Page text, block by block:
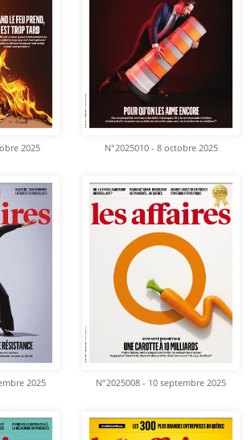
2025 N°2025010 - 8 octobre 2025
2025 N°2025008 - 10 septembre 2025